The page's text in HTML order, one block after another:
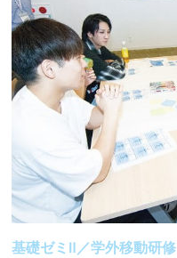
基礎ゼミⅡ／学外移動研修